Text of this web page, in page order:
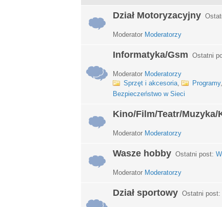
Dział Motoryzacyjny
Moderator Moderatorzy
Informatyka/Gsm Ostatni
Moderator Moderatorzy
Sprzęt i akcesoria, Programy,
Bezpieczeństwo w Sieci
Kino/Film/Teatr/Muzyka/
Moderator Moderatorzy
Wasze hobby Ostatni post:
Moderator Moderatorzy
Dział sportowy Ostatni post: